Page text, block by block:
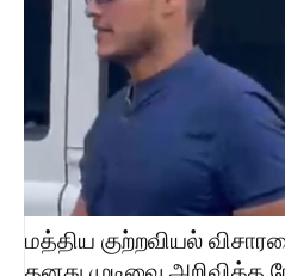
மத்திய குற்றவியல்